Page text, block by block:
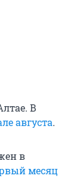
В
августа.
в
месяц